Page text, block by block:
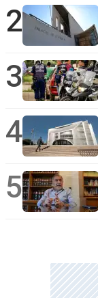
2
3
4
5